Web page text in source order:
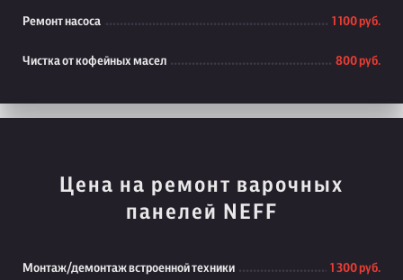
Ремонт насоса 1 100 руб.
Чистка от кофейных масел 800 руб.
Цена на ремонт варочных
панелей NEFF
Монтаж/демонтаж встроенной техники 1 300 руб.